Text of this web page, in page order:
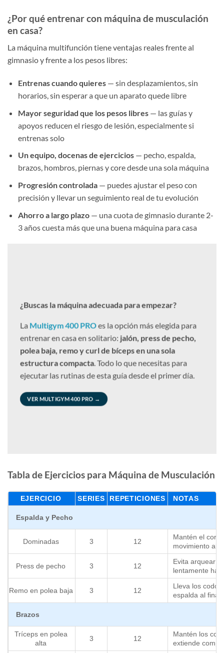
¿Por qué entrenar con máquina de musculación
en casa?
La máquina multifunción tiene ventajas reales frente al
gimnasio y frente a los pesos libres:
Entrenas cuando quieres— sin desplazamientos, sin
horarios, sin esperar a que un aparato quede libre
Mayor seguridad que los pesos libres— las guías y
apoyos reducen el riesgo de lesión, especialmente si
entrenas solo
Un equipo, docenas de ejercicios— pecho, espalda,
brazos, hombros, piernas y core desde una sola máquina
Progresión controlada— puedes ajustar el peso con
precisión y llevar un seguimiento real de tu evolución
Ahorro a largo plazo— una cuota de gimnasio durante 2-
3 años cuesta más que una buena máquina para casa
¿Buscas la máquina adecuada para empezar?
La Multigym 400 PROes la opción más elegida para
entrenar en casa en solitario: jalón, press de pecho,
polea baja, remo y curl de bíceps en una sola
estructura compacta. Todo lo que necesitas para
ejecutar las rutinas de esta guía desde el primer día.
VER MULTIGYM 400 PRO →
Tabla de Ejercicios para Máquina de Musculación
EJERCICIO SERIES REPETICIONES NOTAS
Espalda y Pecho
Dominadas 3 12
Mantén el core
movimiento al
Press de pecho 3 12
Evita arquear
lentamente
Remo en polea baja 3 12
Lleva los
espalda al final
Brazos
Tríceps en polea
alta
3 12
Mantén los
extiende